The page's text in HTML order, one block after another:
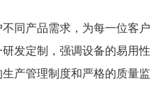
同产品需求，为每一位客户
发定制，强调设备的易用性
产管理制度和严格的质量监